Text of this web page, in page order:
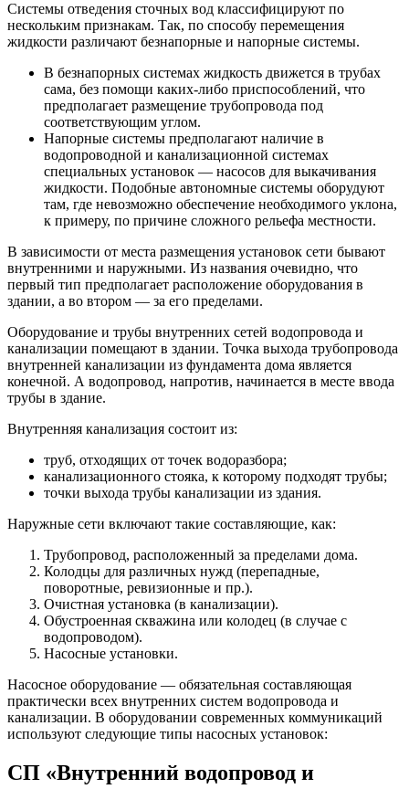
Системы отведения сточных вод классифицируют по
нескольким признакам. Так, по способу перемещения
жидкости различают безнапорные и напорные системы.
В безнапорных системах жидкость движется в трубах
сама, без помощи каких-либо приспособлений, что
предполагает размещение трубопровода под
соответствующим углом.
Напорные системы предполагают наличие в
водопроводной и канализационной системах
специальных установок — насосов для выкачивания
жидкости. Подобные автономные системы оборудуют
там, где невозможно обеспечение необходимого уклона,
к примеру, по причине сложного рельефа местности.
В зависимости от места размещения установок сети бывают
внутренними и наружными. Из названия очевидно, что
первый тип предполагает расположение оборудования в
здании, а во втором — за его пределами.
Оборудование и трубы внутренних сетей водопровода и
канализации помещают в здании. Точка выхода трубопровода
внутренней канализации из фундамента дома является
конечной. А водопровод, напротив, начинается в месте ввода
трубы в здание.
Внутренняя канализация состоит из:
труб, отходящих от точек водоразбора;
канализационного стояка, к которому подходят трубы;
точки выхода трубы канализации из здания.
Наружные сети включают такие составляющие, как:
Трубопровод, расположенный за пределами дома.
Колодцы для различных нужд (перепадные,
поворотные, ревизионные и пр.).
Очистная установка (в канализации).
Обустроенная скважина или колодец (в случае с
водопроводом).
Насосные установки.
Насосное оборудование — обязательная составляющая
практически всех внутренних систем водопровода и
канализации. В оборудовании современных коммуникаций
используют следующие типы насосных установок:
СП «Внутренний водопровод и